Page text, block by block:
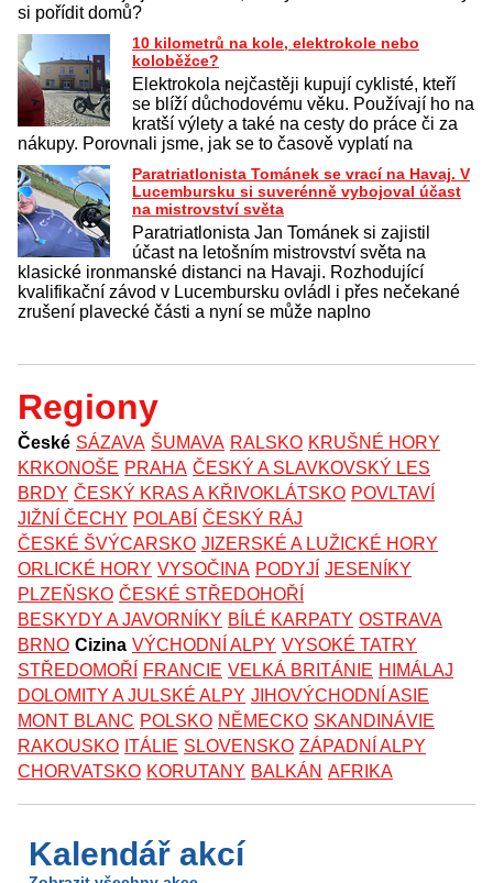
si pořídit domů?
10 kilometrů na kole, elektrokole nebo
koloběžce?
Elektrokola nejčastěji kupují cyklisté, kteří
se blíží důchodovému věku. Používají ho na
kratší výlety a také na cesty do práce či za
nákupy. Porovnali jsme, jak se to časově vyplatí na
Paratriatlonista Tománek se vrací na Havaj. V
Lucembursku si suverénně vybojoval účast
na mistrovství světa
Paratriatlonista Jan Tománek si zajistil
účast na letošním mistrovství světa na
klasické ironmanské distanci na Havaji. Rozhodující
kvalifikační závod v Lucembursku ovládl i přes nečekané
zrušení plavecké části a nyní se může naplno
Regiony
České SÁZAVA ŠUMAVA RALSKO KRUŠNÉ HORY
KRKONOŠE PRAHA ČESKÝ A SLAVKOVSKÝ LES
BRDY ČESKÝ KRAS A KŘIVOKLÁTSKO POVLTAVÍ
JIŽNÍ ČECHY POLABÍ ČESKÝ RÁJ
ČESKÉ ŠVÝCARSKO JIZERSKÉ A LUŽICKÉ HORY
ORLICKÉ HORY VYSOČINA PODYJÍ JESENÍKY
PLZEŇSKO ČESKÉ STŘEDOHOŘÍ
BESKYDY A JAVORNÍKY BÍLÉ KARPATY OSTRAVA
BRNO Cizina VÝCHODNÍ ALPY VYSOKÉ TATRY
STŘEDOMOŘÍ
FRANCIE VELKÁ BRITÁNIE HIMÁLAJ
DOLOMITY A JULSKÉ ALPY JIHOVÝCHODNÍ ASIE
MONT BLANC POLSKO NĚMECKO SKANDINÁVIE
RAKOUSKO ITÁLIE SLOVENSKO ZÁPADNÍ ALPY
CHORVATSKO KORUTANY BALKÁN AFRIKA
Kalendář akcí